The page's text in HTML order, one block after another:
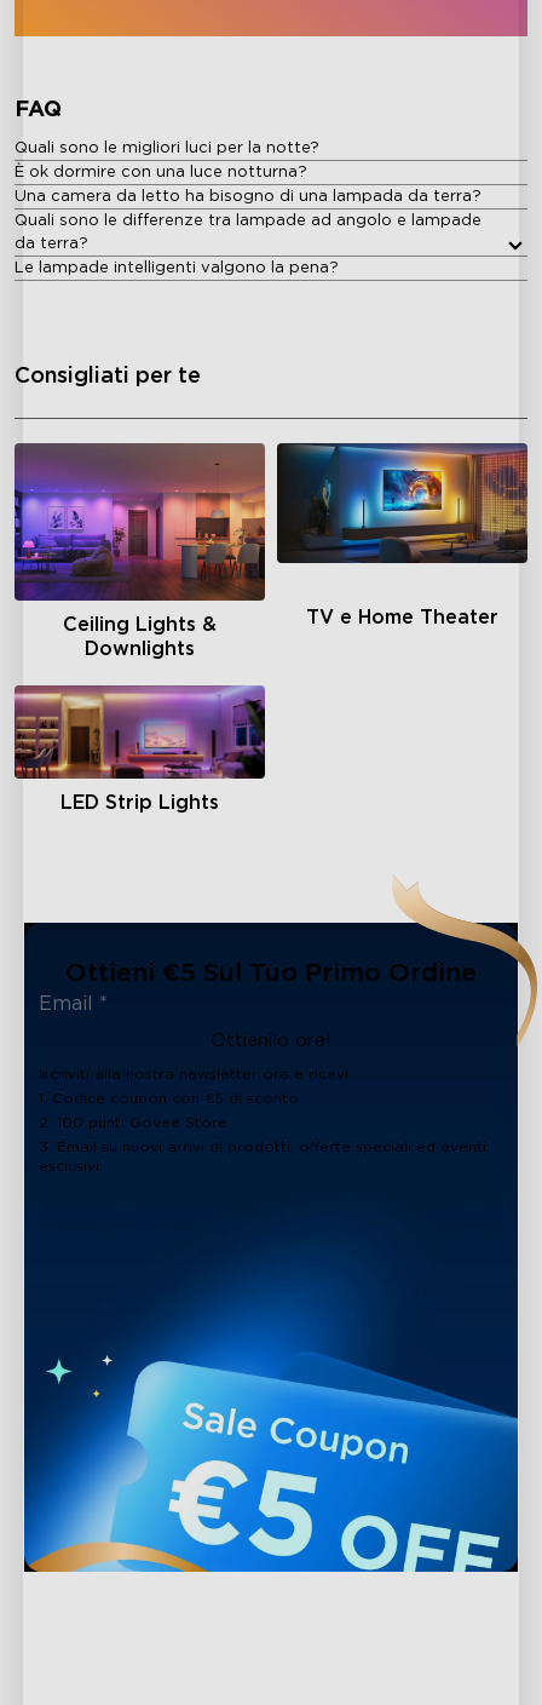
FAQ
Quali sono le migliori luci per la notte?
È ok dormire con una luce notturna?
Una camera da letto ha bisogno di una lampada da terra?
Quali sono le differenze tra lampade ad angolo e lampade
da terra?
Le lampade intelligenti valgono la pena?
Consigliati per te
Ceiling Lights &
Downlights
TV e Home Theater
LED Strip Lights
Ottieni €5 Sul Tuo Primo Ordine
Ottienilo ora!
Iscriviti alla nostra newsletter ora e ricevi:
1. Codice coupon con €5 di sconto
2. 100 punti Govee Store
3. Email su nuovi arrivi di prodotti, offerte speciali ed eventi
esclusivi